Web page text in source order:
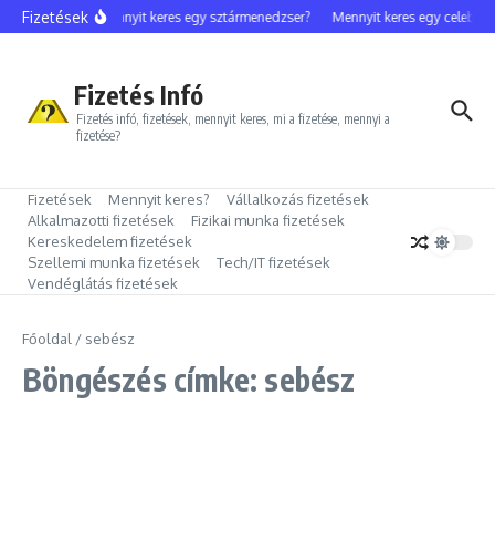
Ugrás a tartalomhoz
Fizetések Mennyit keres egy sztármenedzser? Mennyit keres egy
Fizetés Infó
Fizetés infó, fizetések, mennyit keres, mi a fizetése, mennyi a
fizetése?
Fizetések Mennyit keres?
Vállalkozás fizetések
Alkalmazotti fizetések
Fizikai munka fizetések
Kereskedelem fizetések
Szellemi munka fizetések
Tech/IT fizetések
Vendéglátás fizetések
Főoldal / sebész
Böngészés címke: sebész